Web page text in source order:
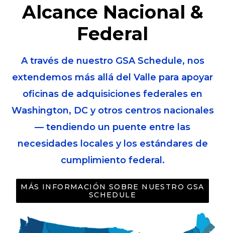
Alcance Nacional &
Federal
A través de nuestro GSA Schedule, nos
extendemos más allá del Valle para apoyar
oficinas de adquisiciones federales en
Washington, DC y otros centros nacionales
— tendiendo un puente entre las
necesidades locales y los estándares de
cumplimiento federal.
MÁS INFORMACIÓN SOBRE NUESTRO GSA
SCHEDULE